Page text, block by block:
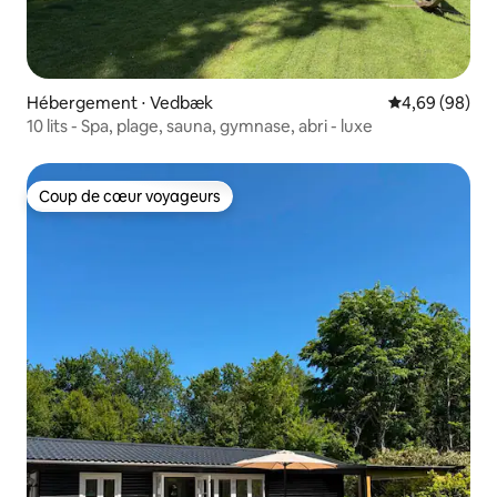
Hébergement ⋅ Vedbæk Évaluation
4,69 (98)
10 lits - Spa, plage, sauna, gymnase, abri - luxe
Coup de cœur voyageurs
Coup de cœur voyageurs